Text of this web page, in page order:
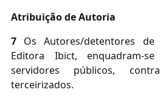
Atribuição de Autoria
7 Os Autores/detentores
Editora Ibict, enquadram-
servidores públicos,
terceirizados.